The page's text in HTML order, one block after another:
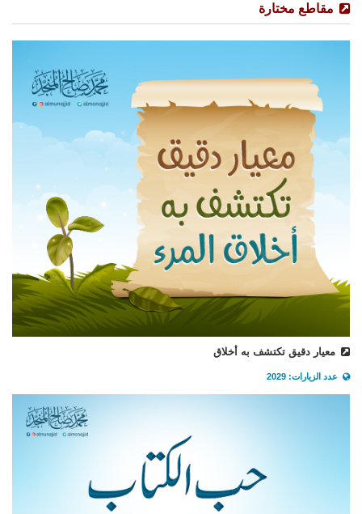
مقاطع مختارة
معيار دقيق تكتشف به أخلاق
عدد الزيارات: 2029